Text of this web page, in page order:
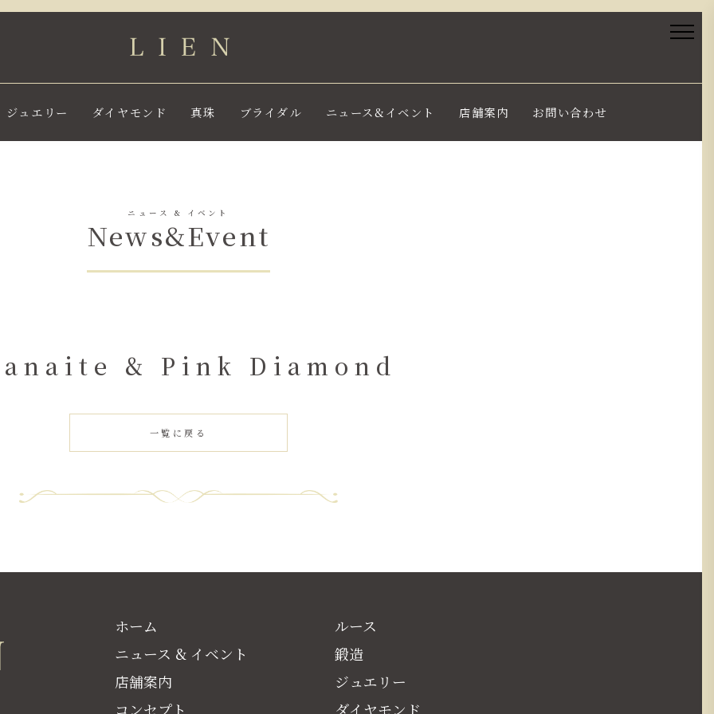
ジュエリー ダイヤモンド 真珠 ブライダル ニュース&イベント 店舗案内 お問い合わせ
ニュース & イベント
News&Event
& Pink Diamond
一覧に戻る
ホーム
ニュース & イベント
店舗案内
コンセプト
ルース
鍛造
ジュエリー
ダイヤモンド